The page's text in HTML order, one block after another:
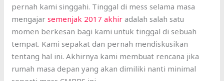
pernah kami singgahi. Tinggal di mess selama masa
mengajarsemenjak 2017 akhir adalah salah satu
momen berkesan bagi kami untuk tinggal di sebuah
tempat. Kami sepakat dan pernah mendiskusikan
tentang hal ini. Akhirnya kami membuat rencana jika
rumah masa depan yang akan dimiliki nanti minimal